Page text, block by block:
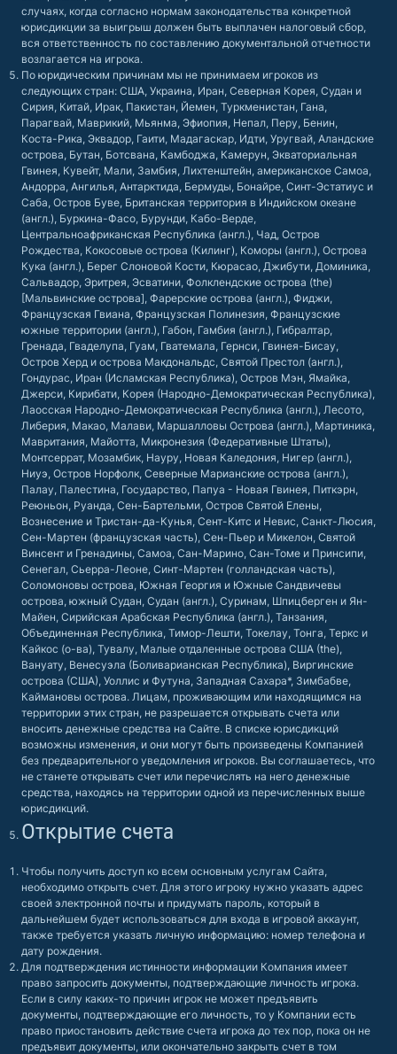
случаях, когда согласно нормам законодательства конкретной
юрисдикции за выигрыш должен быть выплачен налоговый сбор,
вся ответственность по составлению документальной отчетности
возлагается на игрока.
По юридическим причинам мы не принимаем игроков из
следующих стран: США, Украина, Иран, Северная Корея, Судан и
Сирия, Китай, Ирак, Пакистан, Йемен, Туркменистан, Гана,
Парагвай, Маврикий, Мьянма, Эфиопия, Непал, Перу, Бенин,
Коста-Рика, Эквадор, Гаити, Мадагаскар, Идти, Уругвай, Аландские
острова, Бутан, Ботсвана, Камбоджа, Камерун, Экваториальная
Гвинея, Кувейт, Мали, Замбия, Лихтенштейн, американское Самоа,
Андорра, Ангилья, Антарктида, Бермуды, Бонайре, Синт-Эстатиус и
Саба, Остров Буве, Британская территория в Индийском океане
(англ.), Буркина-Фасо, Бурунди, Кабо-Верде,
Центральноафриканская Республика (англ.), Чад, Остров
Рождества, Кокосовые острова (Килинг), Коморы (англ.), Острова
Кука (англ.), Берег Слоновой Кости, Кюрасао, Джибути, Доминика,
Сальвадор, Эритрея, Эсватини, Фолклендские острова (the)
[Мальвинские острова], Фарерские острова (англ.), Фиджи,
Французская Гвиана, Французская Полинезия, Французские
южные территории (англ.), Габон, Гамбия (англ.), Гибралтар,
Гренада, Гваделупа, Гуам, Гватемала, Гернси, Гвинея-Бисау,
Остров Херд и острова Макдональдс, Святой Престол (англ.),
Гондурас, Иран (Исламская Республика), Остров Мэн, Ямайка,
Джерси, Кирибати, Корея (Народно-Демократическая Республика),
Лаосская Народно-Демократическая Республика (англ.), Лесото,
Либерия, Макао, Малави, Маршалловы Острова (англ.), Мартиника,
Мавритания, Майотта, Микронезия (Федеративные Штаты),
Монтсеррат, Мозамбик, Науру, Новая Каледония, Нигер (англ.),
Ниуэ, Остров Норфолк, Северные Марианские острова (англ.),
Палау, Палестина, Государство, Папуа - Новая Гвинея, Питкэрн,
Реюньон, Руанда, Сен-Бартельми, Остров Святой Елены,
Вознесение и Тристан-да-Кунья, Сент-Китс и Невис, Санкт-Люсия,
Сен-Мартен (французская часть), Сен-Пьер и Микелон, Святой
Винсент и Гренадины, Самоа, Сан-Марино, Сан-Томе и Принсипи,
Сенегал, Сьерра-Леоне, Синт-Мартен (голландская часть),
Соломоновы острова, Южная Георгия и Южные Сандвичевы
острова, южный Судан, Судан (англ.), Суринам, Шпицберген и Ян-
Майен, Сирийская Арабская Республика (англ.), Танзания,
Объединенная Республика, Тимор-Лешти, Токелау, Тонга, Теркс и
Кайкос (о-ва), Тувалу, Малые отдаленные острова США (the),
Вануату, Венесуэла (Боливарианская Республика), Виргинские
острова (США), Уоллис и Футуна, Западная Сахара*, Зимбабве,
Каймановы острова. Лицам, проживающим или находящимся на
территории этих стран, не разрешается открывать счета или
вносить денежные средства на Сайте. В списке юрисдикций
возможны изменения, и они могут быть произведены Компанией
без предварительного уведомления игроков. Вы соглашаетесь, что
не станете открывать счет или перечислять на него денежные
средства, находясь на территории одной из перечисленных выше
юрисдикций.
Открытие счета
Чтобы получить доступ ко всем основным услугам Сайта,
необходимо открыть счет. Для этого игроку нужно указать адрес
своей электронной почты и придумать пароль, который в
дальнейшем будет использоваться для входа в игровой аккаунт,
также требуется указать личную информацию: номер телефона и
дату рождения.
Для подтверждения истинности информации Компания имеет
право запросить документы, подтверждающие личность игрока.
Если в силу каких-то причин игрок не может предъявить
документы, подтверждающие его личность, то у Компании есть
право приостановить действие счета игрока до тех пор, пока он не
предъявит документы, или окончательно закрыть счет в том